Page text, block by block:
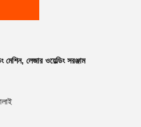
মেশিন, লেজার ওয়েল্ডিং সরঞ্জাম